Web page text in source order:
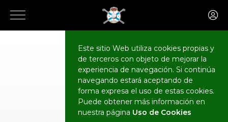
Este sitio Web utiliza cookies propias y
de terceros con objeto de mejorar la
experiencia de navegación. Si continúa
navegando estará aceptando de
forma expresa el uso de estas cookies.
Puede obtener más información en
nuestra página Uso de Cookies
CALENDARIO
Eventos